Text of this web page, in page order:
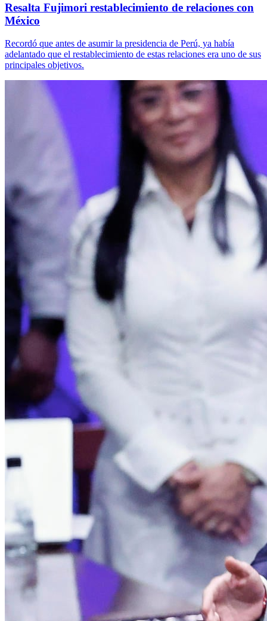
Resalta Fujimori restablecimiento de relaciones con
México
Recordó que antes de asumir la presidencia de Perú, ya había
adelantado que el restablecimiento de estas relaciones era uno de sus
principales objetivos.